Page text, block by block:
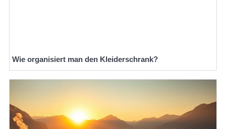
Wie organisiert man den Kleiderschrank?